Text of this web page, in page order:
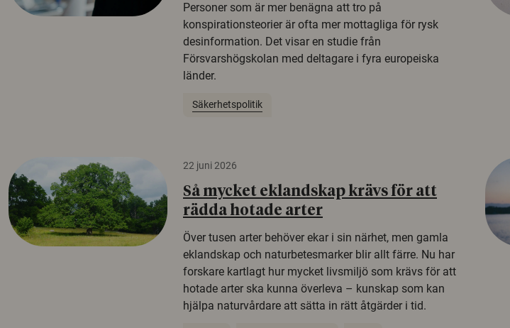
Personer som är mer benägna att tro på
konspirationsteorier är ofta mer mottagliga för rysk
desinformation. Det visar en studie från
Försvarshögskolan med deltagare i fyra europeiska
länder.
Säkerhetspolitik
22 juni 2026
Så mycket eklandskap krävs för att
rädda hotade arter
Över tusen arter behöver ekar i sin närhet, men gamla
eklandskap och naturbetesmarker blir allt färre. Nu har
forskare kartlagt hur mycket livsmiljö som krävs för att
hotade arter ska kunna överleva – kunskap som kan
hjälpa naturvårdare att sätta in rätt åtgärder i tid.